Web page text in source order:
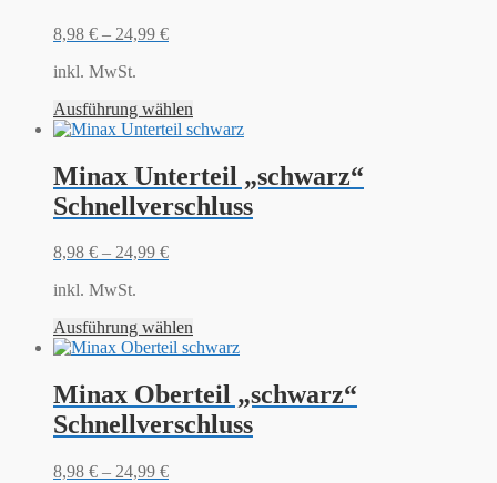
8,98 € – 24,99 €
inkl. MwSt.
Ausführung wählen
Minax Unterteil „schwarz“
Schnellverschluss
8,98 € – 24,99 €
inkl. MwSt.
Ausführung wählen
Minax Oberteil „schwarz“
Schnellverschluss
8,98 € – 24,99 €